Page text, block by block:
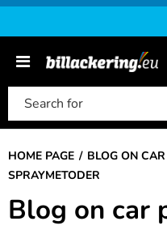
HOME PAGE BLOG ON
SPRAYMETODER
Blog on car